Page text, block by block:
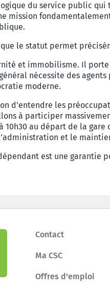
du service public
mission
le statut permet
et immobilisme. Il
nécessite des
moderne.
d’entendre les
à participer
10h30 au départ de la
et le
est une garantie
Contact
Ma CSC
Offres d'emploi